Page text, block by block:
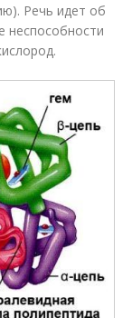
Речь идет об
неспособности